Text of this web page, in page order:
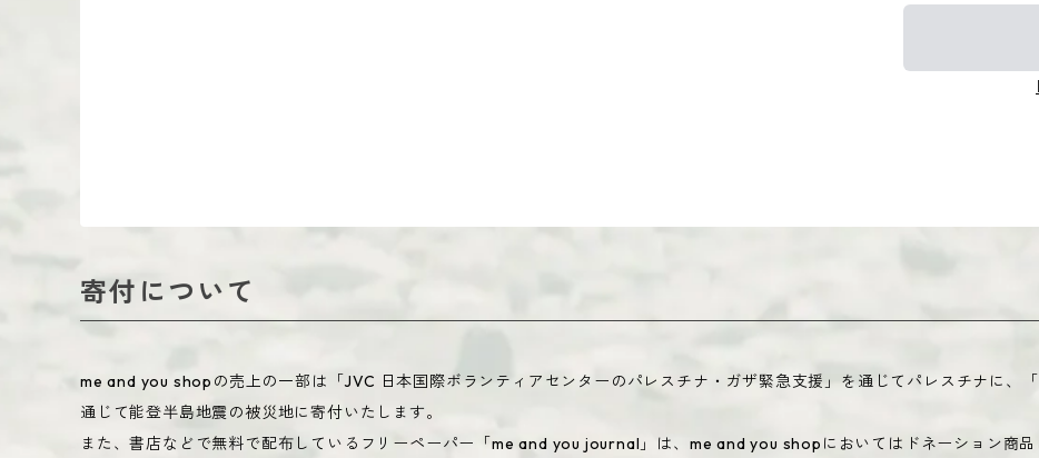
寄付について
me and you shopの売上の一部は「JVC 日本国際ボランティアセンターのパレスチナ・ガザ緊急支援」を通じてパレスチナに、
通じて能登半島地震の被災地に寄付いたします。
また、書店などで無料で配布しているフリーペーパー「me and you journal」は、me and you shopにおいてはドネーション商品